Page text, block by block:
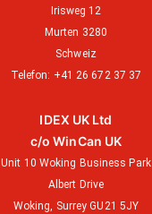
Irisweg 12
Murten 3280
Schweiz
Telefon: +41 26 672 37 37
IDEX UK Ltd
c/o WinCan UK
Unit 10 Woking Business Park
Albert Drive
Woking, Surrey GU21 5JY